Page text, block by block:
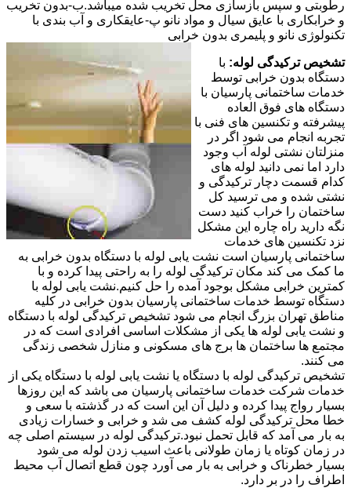
رطوبتی و سپس بازسازی محل تخریب شده میباشد.ب-بدون تخریب
و خرابکاری با عایق سیال و مواد نانو پ-عایقکاری و آب بندی با
تکنولوژی نانو و پلیمری بدون خرابی
تشخیص ترکیدگی لوله: با
دستگاه بدون خرابی توسط
خدمات ساختمانی پارسیان با
دستگاه های فوق العاده
پیشرفته و تکنسین های فنی با
تجربه انجام می شود اگر در
منزلتان نشتی لوله آب وجود
دارد اما نمی دانید لوله های
کدام قسمت دچار ترکیدگی و
نشتی شده و می ترسید کل
ساختمان را خراب کنید دست
نگه دارید راه چاره این مشکل
نزد تکنسین های خدمات
ساختمانی پارسیان است نشت یابی لوله با دستگاه بدون خرابی به
ما کمک می کند مکان ترکیدگی لوله را به راحتی پیدا کرده و با
کمترین خرابی مشکل بوجود آمده را حل کنیم.نشت یابی لوله با
دستگاه توسط خدمات ساختمانی پارسیان بدون خرابی در کلیه
مناطق تهران بزرگ انجام می شود تشخیص ترکیدگی لوله با دستگاه
و نشت یابی لوله ها یکی از مشکلات اساسی افرادی است که در
مجتمع ها ساختمان ها برج های مسکونی و منازل شخصی زندگی
می کنند.
تشخیص ترکیدگی لوله با دستگاه یا نشت یابی لوله با دستگاه یکی از
خدمات شرکت خدمات ساختمانی پارسیان می باشد که این روزها
بسیار رواج پیدا کرده و دلیل آن این است که در گذشته با سعی و
خطا محل ترکیدگی لوله کشف می شد و خرابی و خسارات زیادی
به بار می آمد که قابل تحمل نبود.ترکیدگی لوله در سیستم اصلی چه
در زمان کوتاه یا زمان طولانی باعث اسیب زدن لوله می شود
بسیار خطرناک و خرابی به بار می آورد چون قطع اتصال آب محیط
اطراف را در بر دارد.